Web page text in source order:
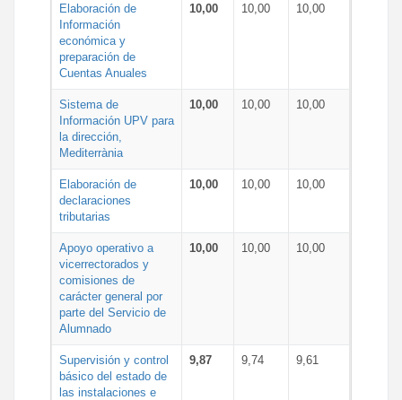
Elaboración de
Información
económica y
preparación de
Cuentas Anuales
10,00 10,00 10,00
Sistema de
Información UPV para
la dirección,
Mediterrània
10,00 10,00 10,00
Elaboración de
declaraciones
tributarias
10,00 10,00 10,00
Apoyo operativo a
vicerrectorados y
comisiones de
carácter general por
parte del Servicio de
Alumnado
10,00 10,00 10,00
Supervisión y control
básico del estado de
las instalaciones e
9,87 9,74 9,61